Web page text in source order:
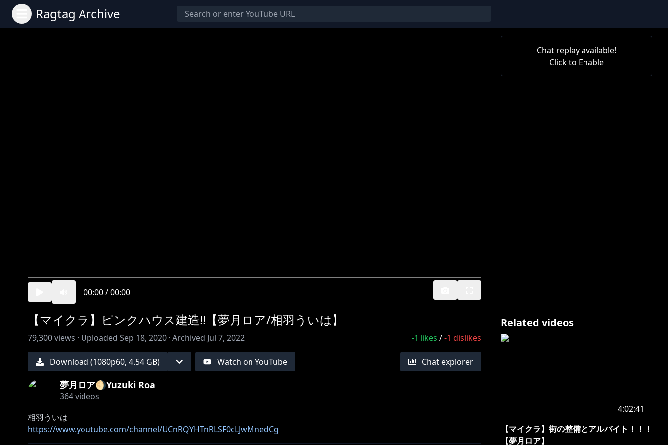
Ragtag Archive
00:00/00:00
Chat replay available!
Click to Enable
【マイクラ】ピンクハウス建造!!【夢月ロア/相羽ういは】
79,300views · Uploaded Sep 18, 2020 · Archived Jul 7, 2022 -1 likes /-1 dislikes
Download (1080p60, 4.54 GB) Watch on YouTube Chat explorer
夢月ロア🌖Yuzuki Roa
364videos
https://www.youtube.com/channel/UCnRQYHTnRLSF0cLJwMnedCg
Related videos
4:02:41
【マイクラ】街の整備とアルバイト！！！
【夢月ロア】